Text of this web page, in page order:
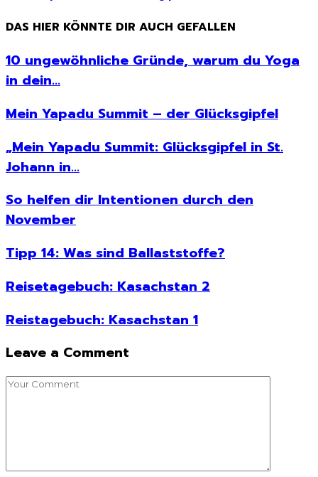
DAS HIER KÖNNTE DIR AUCH GEFALLEN
10 ungewöhnliche Gründe, warum du Yoga
in dein...
Mein Yapadu Summit – der Glücksgipfel
„Mein Yapadu Summit: Glücksgipfel in St.
Johann in...
So helfen dir Intentionen durch den
November
Tipp 14: Was sind Ballaststoffe?
Reisetagebuch: Kasachstan 2
Reistagebuch: Kasachstan 1
Leave a Comment